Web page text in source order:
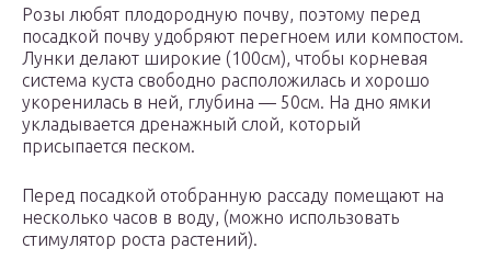
Розы любят плодородную почву, поэтому перед
посадкой почву удобряют перегноем или компостом.
Лунки делают широкие (100см), чтобы корневая
система куста свободно расположилась и хорошо
укоренилась в ней, глубина — 50см. На дно ямки
укладывается дренажный слой, который
присыпается песком.
Перед посадкой отобранную рассаду помещают на
несколько часов в воду, (можно использовать
стимулятор роста растений).